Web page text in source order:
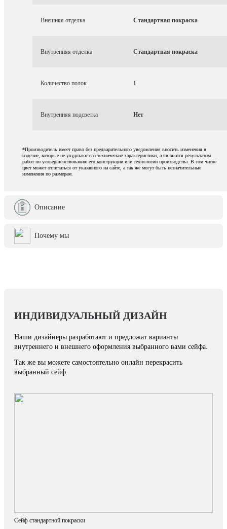
Внешняя отделка Стандартная покраска
Внутренняя отделка Стандартная покраска
Количество полок 1
Внутренняя подсветка Нет
*Производитель имеет право без предварительного уведомления вносить изменения в
изделие, которые не ухудшают его технические характеристики, а являются результатом
работ по усовершенствованию его конструкции или технологии производства. В том числе
цвет может отличаться от указанного на сайте, а так же могут быть незначительные
изменения по размерам.
Описание
Почему мы
ИНДИВИДУАЛЬНЫЙ ДИЗАЙН
Наши дизайнеры разработают и предложат варианты
внутреннего и внешнего оформления выбранного вами сейфа.
Так же вы можете самостоятельно онлайн перекрасить
выбранный сейф.
Сейф стандартной покраски